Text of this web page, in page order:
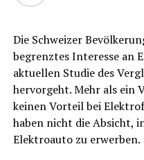
Kontakt: Tel +41 76 416
🌟 Für glückliche und
Ihnen Alyans Events zur
Drogen lassen sich aber
Auch die
Reproduktionsmedizin
Ersatzteile für Sehnen,
lassen, oder die
Technologien und KI
Innovationen: So erkennt
Erkrankungen anhand der
Die Schweizer
begrenztes Interesse an
aktuellen Studie des
hervorgeht. Mehr als ein
keinen Vorteil bei
haben nicht die Absicht,
Elektroauto zu erwerben.